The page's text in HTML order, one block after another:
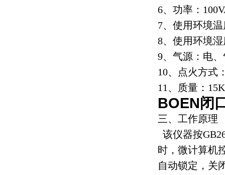
6、功率：
7、使用环境
8、使用环境
9、气源：电
10、点火方式
11、质量：
BOEN闭
三、工作原理
该仪器按
时，微计算机
自动锁定，关